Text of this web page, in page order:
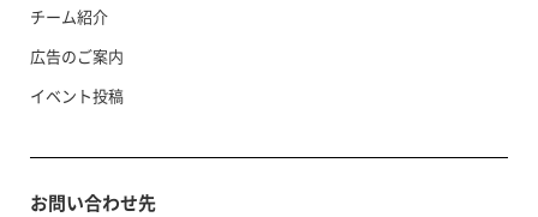
チーム紹介
広告のご案内
イベント投稿
お問い合わせ先